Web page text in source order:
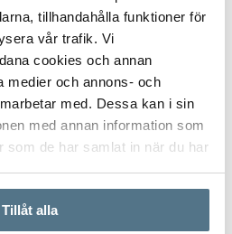
tillhandahålla funktioner för
vår trafik. Vi
cookies och annan
medier och annons- och
med. Dessa kan i sin
med annan information som
som de har samlat in när du har
Tillåt alla